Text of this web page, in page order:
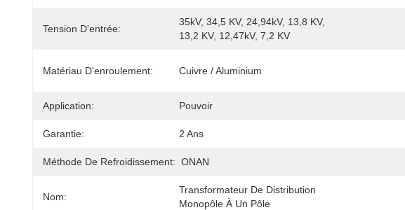
Tension D'entrée:
35kV, 34,5 KV, 24,94kV, 13,8 KV,
13,2 KV, 12,47kV, 7,2 KV
Matériau D'enroulement: Cuivre / Aluminium
Application: Pouvoir
Garantie: 2 Ans
Méthode De Refroidissement: ONAN
Nom:
Transformateur De Distribution
Monopôle À Un Pôle